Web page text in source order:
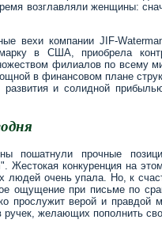
возглавляли женщины:
вехи компании JIF-
в США, приобрела
филиалов по всему
в финансовом плане
развития и солидной
пошатнули прочные
Жестокая конкуренция на
людей очень упала. Но, к
ощущение при письме по
прослужит верой и правдой
ручек, желающих пополнить